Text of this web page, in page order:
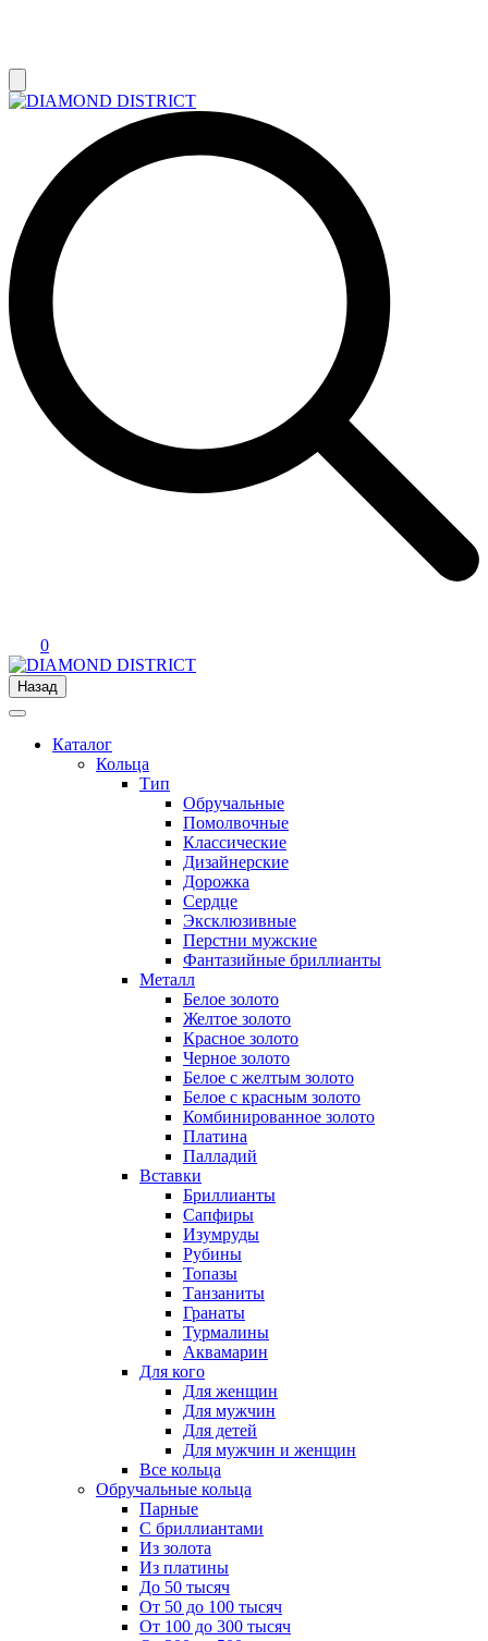
0
Назад
Каталог
Кольца
Тип
Обручальные
Помолвочные
Классические
Дизайнерские
Дорожка
Сердце
Эксклюзивные
Перстни мужские
Фантазийные бриллианты
Металл
Белое золото
Желтое золото
Красное золото
Черное золото
Белое с желтым золото
Белое с красным золото
Комбинированное золото
Платина
Палладий
Вставки
Бриллианты
Сапфиры
Изумруды
Рубины
Топазы
Танзаниты
Гранаты
Турмалины
Аквамарин
Для кого
Для женщин
Для мужчин
Для детей
Для мужчин и женщин
Все кольца
Обручальные кольца
Парные
С бриллиантами
Из золота
Из платины
До 50 тысяч
От 50 до 100 тысяч
От 100 до 300 тысяч